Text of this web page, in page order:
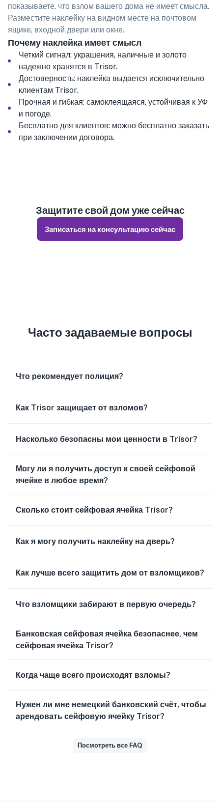
показываете, что взлом вашего дома не имеет смысла.
Разместите наклейку на видном месте на почтовом
ящике, входной двери или окне.
Почему наклейка имеет смысл
Четкий сигнал: украшения, наличные и золото
надежно хранятся в Trisor.
Достоверность: наклейка выдается исключительно
клиентам Trisor.
Прочная и гибкая: самоклеящаяся, устойчивая к УФ
и погоде.
Бесплатно для клиентов: можно бесплатно заказать
при заключении договора.
Защитите свой дом уже сейчас
Записаться на консультацию сейчас
Часто задаваемые вопросы
Что рекомендует полиция?
Как Trisor защищает от взломов?
Насколько безопасны мои ценности в Trisor?
Могу ли я получить доступ к своей сейфовой
ячейке в любое время?
Сколько стоит сейфовая ячейка Trisor?
Как я могу получить наклейку на дверь?
Как лучше всего защитить дом от взломщиков?
Что взломщики забирают в первую очередь?
Банковская сейфовая ячейка безопаснее, чем
сейфовая ячейка Trisor?
Когда чаще всего происходят взломы?
Нужен ли мне немецкий банковский счёт, чтобы
арендовать сейфовую ячейку Trisor?
Посмотреть все FAQ